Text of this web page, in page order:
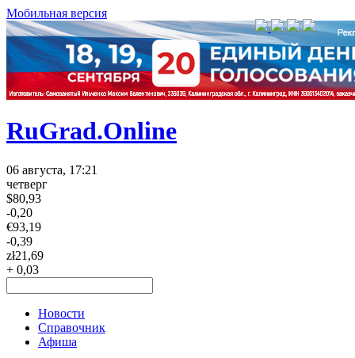
Мобильная версия
RuGrad.Online
06 августа, 17:21
четверг
$80,93
-0,20
€93,19
-0,39
zł21,69
+ 0,03
Новости
Справочник
Афиша